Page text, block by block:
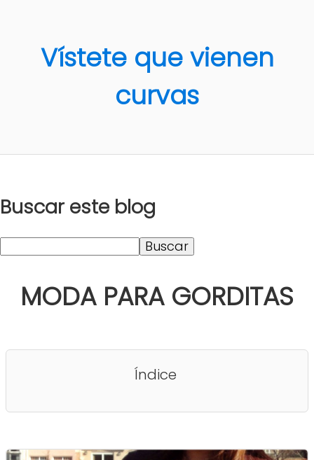
Vístete que vienen
curvas
Buscar este blog
MODA PARA GORDITAS
Índice